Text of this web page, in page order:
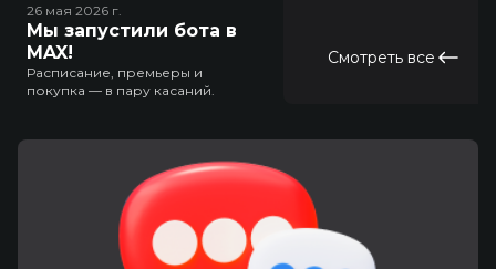
26 мая 2026 г.
Мы запустили бота в
MAX!
Расписание, премьеры и
покупка — в пару касаний.
Смотреть все